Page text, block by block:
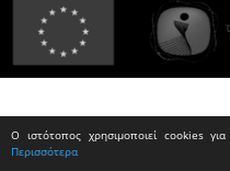
Ο ιστότοπος χρησιμοποιεί cookies
Περισσότερα